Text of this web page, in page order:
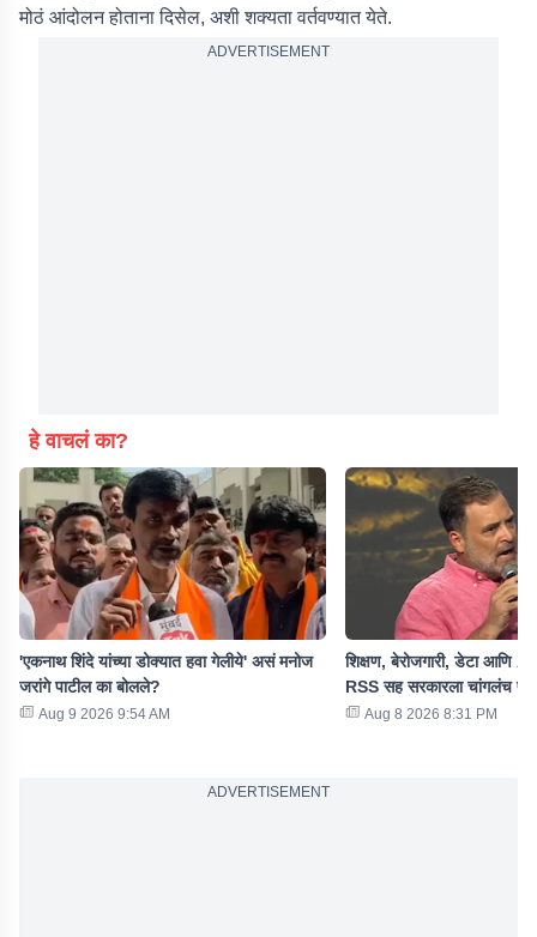
मोठं आंदोलन होताना दिसेल, अशी शक्यता वर्तवण्यात येते.
ADVERTISEMENT
हे वाचलं का?
'एकनाथ शिंदे यांच्या डोक्यात हवा गेलीये' असं मनोज
जरांगे पाटील का बोलले?
Aug 9 2026 9:54 AM
शिक्षण, बेरोजगारी, डेटा आणि
RSS सह सरकारला चांगलंच
Aug 8 2026 8:31 PM
ADVERTISEMENT